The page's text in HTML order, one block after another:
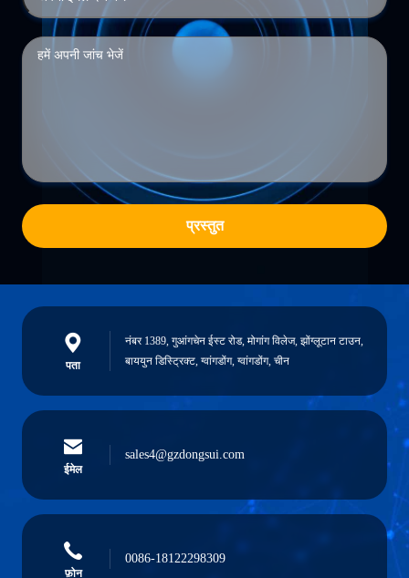
प्रस्तुत
पता
नंबर 1389, गुआंगचेन ईस्ट रोड, मोगांग विलेज, झोंग्लूटान टाउन,
बाययुन डिस्ट्रिक्ट, ग्वांगडोंग, ग्वांगडोंग, चीन
ईमेल
sales4@gzdongsui.com
फ़ोन
0086-18122298309